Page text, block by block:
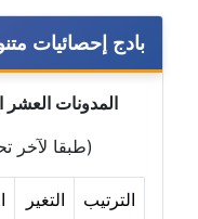
عاملة
عاملة
عاملة
بادج إحصائيات
المدونات العشر
(طبقا لآخر
الترتيب التغير